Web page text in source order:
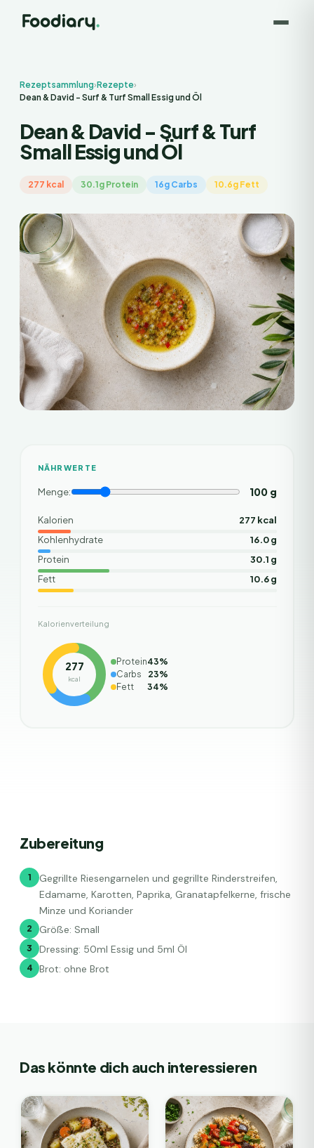
Rezeptsammlung›Rezepte›
Dean & David - Surf & Turf Small Essig und Öl
Dean & David - Surf & Turf
Small Essig und Öl
277 kcal 30.1g Protein 16g Carbs 10.6g Fett
NÄHRWERTE
Menge: 100g
Kalorien
277 kcal
Kohlenhydrate
16.0 g
Protein
30.1 g
Fett
10.6 g
Kalorienverteilung
277
kcal
Protein43%
Carbs
23%
Fett
34%
Zubereitung
1
Gegrillte Riesengarnelen und gegrillte Rinderstreifen,
Edamame, Karotten, Paprika, Granatapfelkerne, frische
Minze und Koriander
2 Größe: Small
3 Dressing: 50ml Essig und 5ml Öl
4 Brot: ohne Brot
Das könnte dich auch interessieren